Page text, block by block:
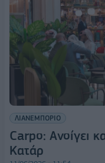
ΛΙΑΝΕΜΠΟΡΙΟ
Carpο: Ανοίγει
Κατάρ